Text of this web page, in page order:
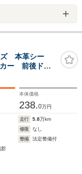
本革シー
ー 前後ドラ
ークセンサ
オートライ
本体価格
238.0万円
走行 5.8万km
修復
なし
整備
法定整備付
郡